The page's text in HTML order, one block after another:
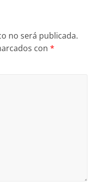
no será publicada.
con*